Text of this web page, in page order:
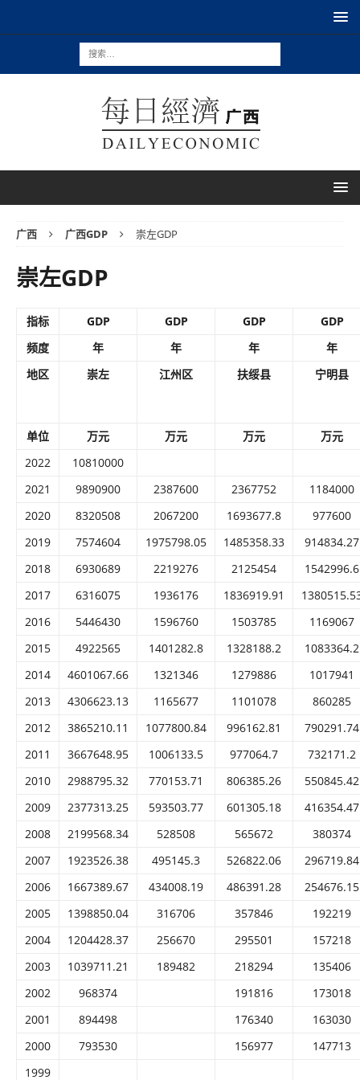
广西 广西GDP 崇左GDP
崇左GDP
指标 GDP GDP GDP
GDP
频度
年 年 年
年
地区
崇左 江州区 扶绥县 宁明县
单位 万元 万元 万元
万元
2022
10810000
2021
9890900 2387600 2367752
1184000
2020
8320508 2067200 1693677.8
977600
2019
7574604 1975798.05 1485358.33
914834.27
2018
6930689 2219276 2125454
1542996.6
2017
6316075 1936176 1836919.91
2016
5446430 1596760 1503785
1169067
2015
4922565 1401282.8 1328188.2
1083364.2
2014
4601067.66 1321346 1279886
1017941
2013
4306623.13 1165677 1101078
860285
2012
3865210.11 1077800.84 996162.81
790291.74
2011
3667648.95 1006133.5 977064.7
732171.2
2010
2988795.32 770153.71 806385.26
550845.42
2009
2377313.25 593503.77 601305.18
416354.47
2008
2199568.34 528508 565672
380374
2007
1923526.38 495145.3 526822.06
296719.84
2006
1667389.67 434008.19 486391.28
254676.15
2005
1398850.04 316706 357846
192219
2004
1204428.37 256670 295501
157218
2003
1039711.21 189482 218294
135406
2002
968374 191816
173018
2001
894498 176340
163030
2000
793530 156977
147713
1999